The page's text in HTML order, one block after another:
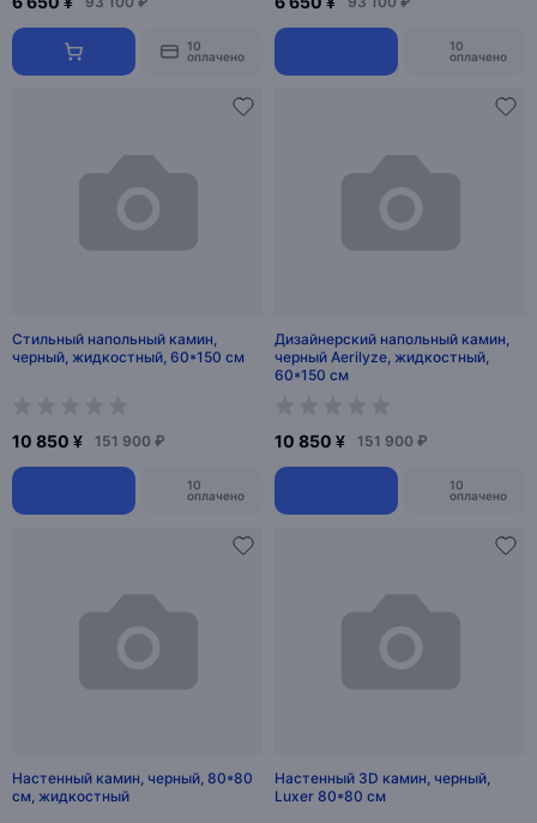
10
оплачено
10
оплачено
Стильный напольный камин,
черный, жидкостный, 60*150 см
10 850 ¥ 151 900 ₽
10
оплачено
Дизайнерский напольный камин,
черный Aerilyze, жидкостный,
60*150 см
10 850 ¥ 151 900 ₽
10
оплачено
Настенный камин, черный, 80*80
см, жидкостный
Настенный 3D камин, черный,
Luxer 80*80 см